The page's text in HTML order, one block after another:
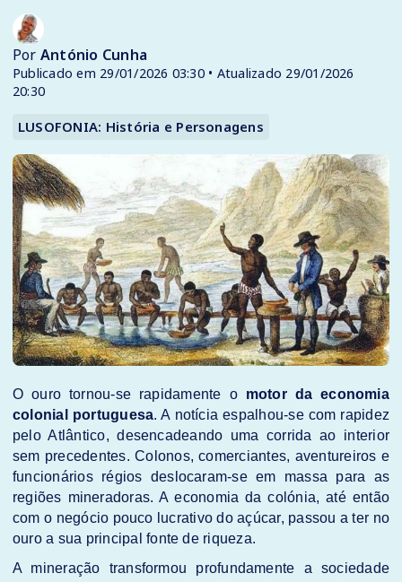
Por António Cunha
Publicado em 29/01/2026 03:30 • Atualizado 29/01/2026
20:30
LUSOFONIA: História e Personagens
O ouro tornou-se rapidamente o motor da economia
colonial portuguesa. A notícia espalhou-se com rapidez
pelo Atlântico, desencadeando uma corrida ao interior
sem precedentes. Colonos, comerciantes, aventureiros e
funcionários régios deslocaram-se em massa para as
regiões mineradoras. A economia da colónia, até então
com o negócio pouco lucrativo do açúcar, passou a ter no
ouro a sua principal fonte de riqueza.
A mineração transformou profundamente a sociedade